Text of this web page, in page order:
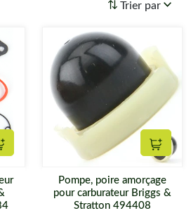
notez la référence de celle à
votre commande et nous vous
Trier par
au panier
Pompe, poire amorçage
pour carburateur Briggs &
Stratton 494408